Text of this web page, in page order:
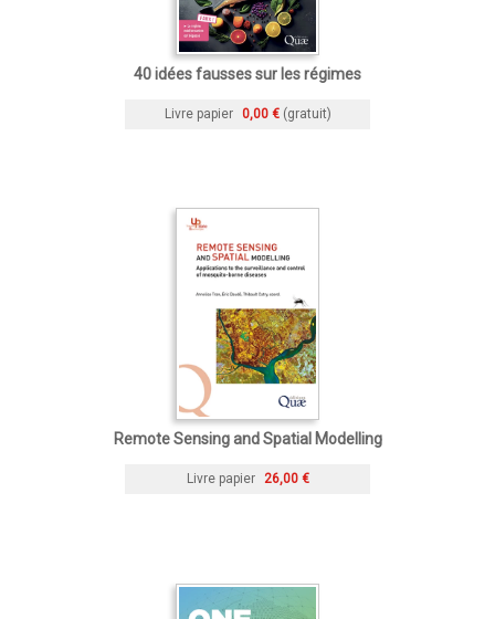
40 idées fausses sur les régimes
Livre papier 0,00 € (gratuit)
Remote Sensing and Spatial Modelling
Livre papier 26,00 €